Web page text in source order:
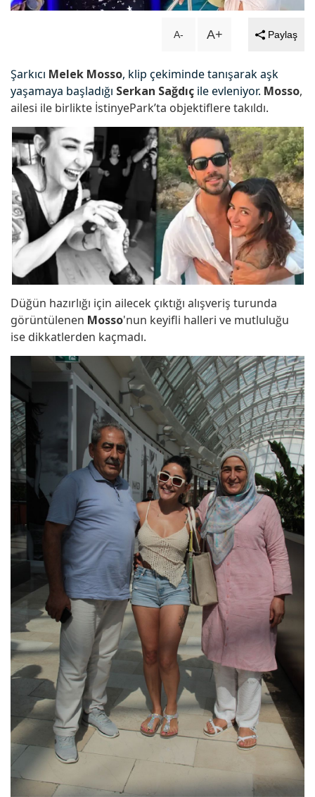
Kainat güzelinden mutlu haber!
Hamile olduğunu duyurdu...
Ayağı kırılan Aras Bulut İynemli
ameliyat oldu!
Oyuncu Şinası Yurtsever 51
yaşında hayatını kaybetti...
Şenay Gürler, Semih Saygıner'i
böyle kutladı..!
Danilo Zanna'nın nafaka davasında
karar çıktı!..
A- A+ Paylaş
Şarkıcı Melek Mosso, klip çekiminde tanışarak aşk
yaşamaya başladığı Serkan Sağdıç ile evleniyor. Mosso,
ailesi ile birlikte İstinyePark’ta objektiflere takıldı.
Düğün hazırlığı için ailecek çıktığı alışveriş turunda
görüntülenen Mosso'nun keyifli halleri ve mutluluğu
ise dikkatlerden kaçmadı.